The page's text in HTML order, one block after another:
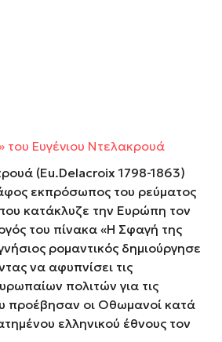
του Ευγένιου Ντελακρουά
(Eu.Delacroix 1798-1863)
εκπρόσωπος του ρεύματος
κατάκλυζε την Ευρώπη τον
του πίνακα «Η Σφαγή της
ρομαντικός δημιούργησε
να αφυπνίσει τις
πολιτών για τις
προέβησαν οι Οθωμανοί κατά
ελληνικού έθνους τον